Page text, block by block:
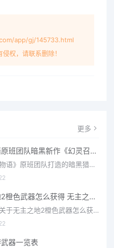
app/gj/145733.html
权，请联系删除！
更多
魔镜物语原班团队暗黑新作《幻灵召唤师》来袭！预约开启！
由《魔镜物语》原班团队打造的暗黑猎奇故事放置卡牌手游《幻灵召唤师》预约现已正式开启！游戏以美杜莎诅咒侵
无主之地2橙色武器怎么获得 无主之地3橙色武器排名及获得方法
大家好，关于无主之地2橙色武器怎么获得很多朋友都还不太明白，今天小编就来为大家分享关于无主之地3橙色武器排
器一览表